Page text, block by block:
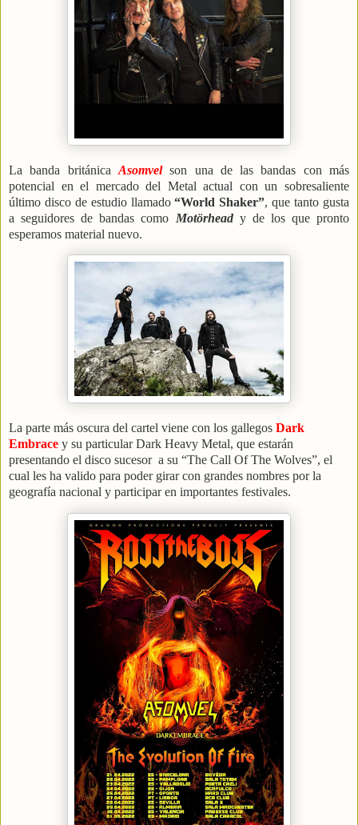
La banda británica Asomvel son una de las bandas con más
potencial en el mercado del Metal actual con un sobresaliente
último disco de estudio llamado“World Shaker”, que tanto gusta
a seguidores de bandas como Motörheady de los que pronto
esperamos material nuevo.
La parte más oscura del cartel viene con los gallegos Dark
Embrace y su particular Dark Heavy Metal, que estarán
presentando el disco sucesor a su “The Call Of The Wolves”, el
cual les ha valido para poder girar con grandes nombres por la
geografía nacional y participar en importantes festivales.